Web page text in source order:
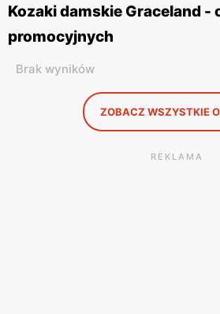
Kozaki damskie Graceland -
promocyjnych
Brak wyników
ZOBACZ WSZYSTKIE
REKLAMA